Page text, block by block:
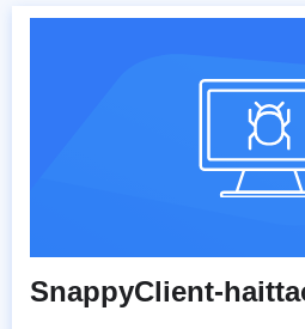
SnappyClient-